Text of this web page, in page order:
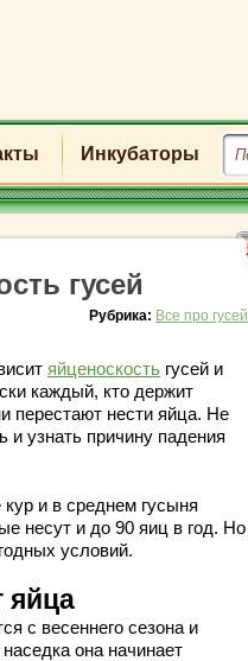
Инкубаторы
гусей
Рубрика: Все про гусей
яйценоскость гусей и
каждый, кто держит
перестают нести яйца. Не
и узнать причину падения
и в среднем гусыня
несут и до 90 яиц в год. Но
условий.
яйца
с весеннего сезона и
она начинает